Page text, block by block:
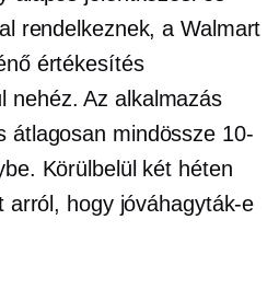
rendelkeznek, a Walmart
értékesítés
nehéz. Az alkalmazás
átlagosan mindössze 10-
Körülbelül két héten
arról, hogy jóváhagyták-e